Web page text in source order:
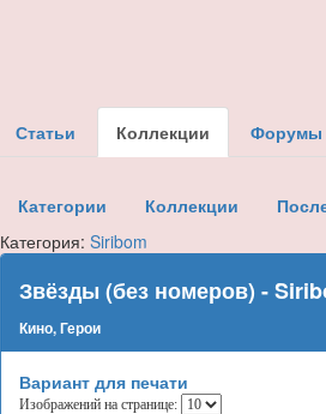
Статьи Коллекции Форумы
Категории Коллекции
Категория:Siribom
Звёзды (без номеров) -
Кино, Герои
Вариант для печати
Изображений на странице: